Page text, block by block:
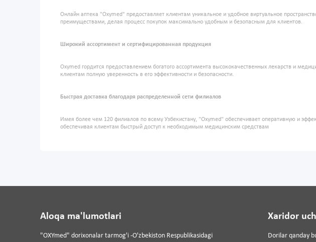
Онлайн аптека "Oxymed" предоставляет клиентам уникальное и удобное виртуальное
преимуществами, делая процесс покупок максимально удобным и безопасным для клиентов.
Широкий ассортимент и сертифицированная продукция
Oxymed гордится предоставлением богатого ассортимента высококачественных лекарств и
клиентам полную уверенность в его эффективности и безопасности.
Быстрая доставка благодаря распределенной сети филиалов
Имея более чем 120 филиалов по всему Узбекистану, "Oxymed" обеспечивает оперативную и
обеспечивая клиентам быстрый доступ к необходимым медицинским средствам
Aloqa ma'lumotlari
"OXYmed" dorixonalar tarmog'i -O'zbekiston Respublikasidagi
Xaridor
Dorilar qanday